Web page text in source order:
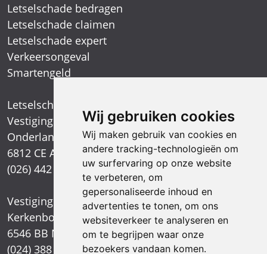
Wij gebruiken cookies
Wij maken gebruik van cookies en
andere tracking-technologieën om
uw surfervaring op onze website
te verbeteren, om
gepersonaliseerde inhoud en
advertenties te tonen, om ons
websiteverkeer te analyseren en
om te begrijpen waar onze
bezoekers vandaan komen.
Letselschade bedragen
Letselschade claimen
Letselschade expert
Verkeersongeval
Smartengeld
Letselschadespecialist
Vestiging Arnhem
Onderlangs 1
6812 CE Arnhem
(026) 442 39 13
Vestiging Nijmegen
Kerkenbos 1021
6546 BB Nijmegen
(024) 388 66 80